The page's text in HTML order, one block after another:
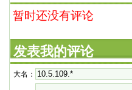
暂时还没有评论
发表我的评论
大名：